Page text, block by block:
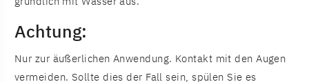
Achtung:
Nur zur äußerlichen Anwendung. Kontakt mit den Augen
vermeiden. Sollte dies der Fall sein, spülen Sie es